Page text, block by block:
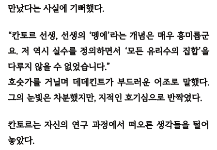
만났다는 사실에 기뻐했다.
“칸토르 선생, 선생의 ‘멩에’라는 개념은 매우 흥미롭군
요. 저 역시 실수를 정의하면서 ‘모든 유리수의 집합’을
다루지 않을 수 없었습니다.”
호숫가를 거닐며 데데킨트가 부드러운 어조로 말했다.
그의 눈빛은 차분했지만, 지적인 호기심으로 반짝였다.
칸토르는 자신의 연구 과정에서 떠오른 생각들을 털어
놓았다.